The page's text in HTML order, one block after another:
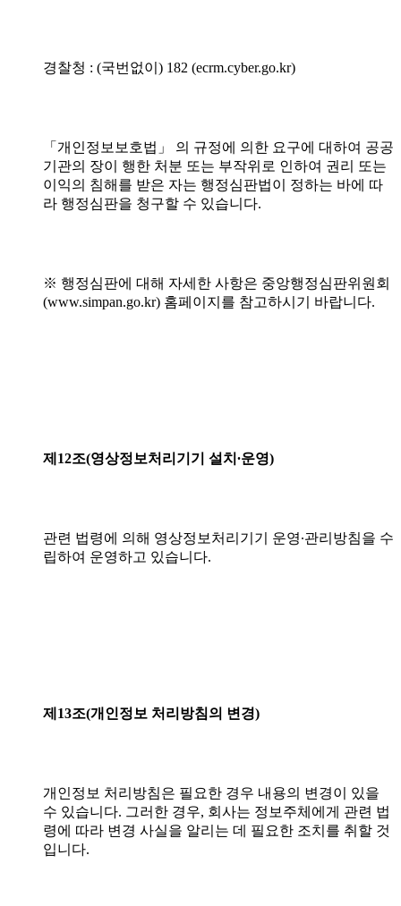
경찰청 : (국번없이) 182 (ecrm.cyber.go.kr)
「개인정보보호법」 의 규정에 의한 요구에 대하여 공공
기관의 장이 행한 처분 또는 부작위로 인하여 권리 또는
이익의 침해를 받은 자는 행정심판법이 정하는 바에 따
라 행정심판을 청구할 수 있습니다.
※ 행정심판에 대해 자세한 사항은 중앙행정심판위원회
(www.simpan.go.kr) 홈페이지를 참고하시기 바랍니다.
제12조(영상정보처리기기 설치∙운영)
관련 법령에 의해 영상정보처리기기 운영∙관리방침을 수
립하여 운영하고 있습니다.
제13조(개인정보 처리방침의 변경)
개인정보 처리방침은 필요한 경우 내용의 변경이 있을
수 있습니다. 그러한 경우, 회사는 정보주체에게 관련 법
령에 따라 변경 사실을 알리는 데 필요한 조치를 취할 것
입니다.